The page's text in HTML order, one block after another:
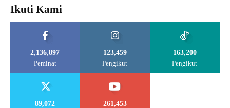
Ikuti Kami
2,136,897
Peminat
123,459
Pengikut
163,200
Pengikut
89,072
261,453